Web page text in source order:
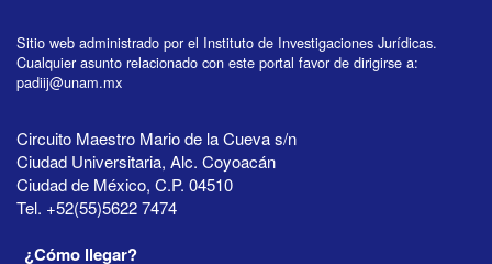
Sitio web administrado por el Instituto de Investigaciones Jurídicas.
Cualquier asunto relacionado con este portal favor de dirigirse a:
padiij@unam.mx
Circuito Maestro Mario de la Cueva s/n
Ciudad Universitaria, Alc. Coyoacán
Ciudad de México, C.P. 04510
Tel. +52(55)5622 7474
¿Cómo llegar?